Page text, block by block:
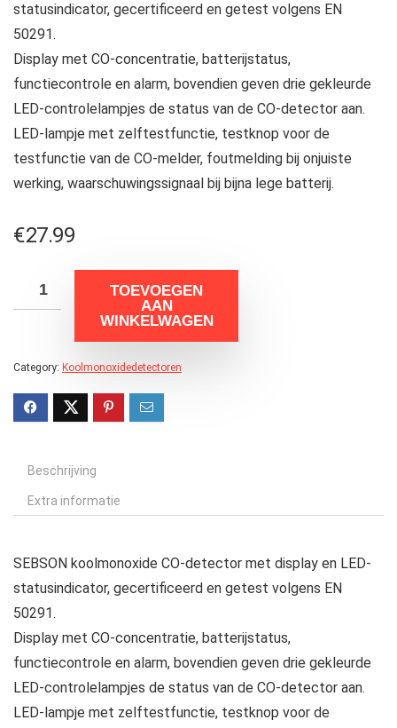
statusindicator, gecertificeerd en getest volgens EN
50291.
Display met CO-concentratie, batterijstatus,
functiecontrole en alarm, bovendien geven drie gekleurde
LED-controlelampjes de status van de CO-detector aan.
LED-lampje met zelftestfunctie, testknop voor de
testfunctie van de CO-melder, foutmelding bij onjuiste
werking, waarschuwingssignaal bij bijna lege batterij.
€27.99
TOEVOEGEN
AAN
WINKELWAGEN
Category: Koolmonoxidedetectoren
Beschrijving
Extra informatie
SEBSON koolmonoxide CO-detector met display en LED-
statusindicator, gecertificeerd en getest volgens EN
50291.
Display met CO-concentratie, batterijstatus,
functiecontrole en alarm, bovendien geven drie gekleurde
LED-controlelampjes de status van de CO-detector aan.
LED-lampje met zelftestfunctie, testknop voor de